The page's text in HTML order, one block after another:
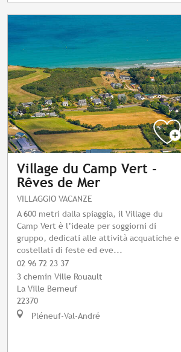
Village du Camp Vert -
Rêves de Mer
VILLAGGIO VACANZE
A 600 metri dalla spiaggia, il Village du
Camp Vert è l’ideale per soggiorni di
gruppo, dedicati alle attività acquatiche e
costellati di feste ed eve...
02 96 72 23 37
3 chemin Ville Rouault
La Ville Berneuf
22370
Pléneuf-Val-André